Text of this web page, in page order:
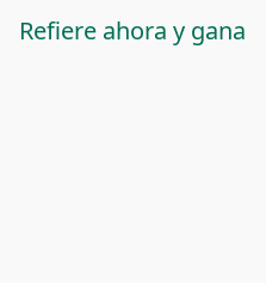
Refiere ahora y gana